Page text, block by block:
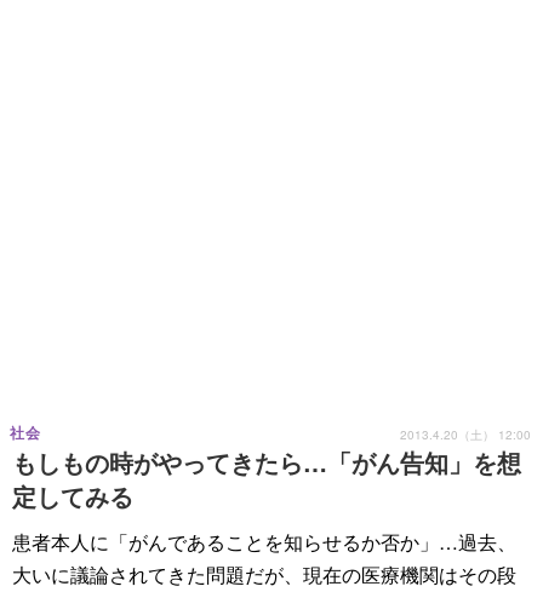
もしもの時がやってきたら…「がん告知」を想
定してみる
社会 2013.4.20（土） 12:00
患者本人に「がんであることを知らせるか否か」…過去、
大いに議論されてきた問題だが、現在の医療機関はその段